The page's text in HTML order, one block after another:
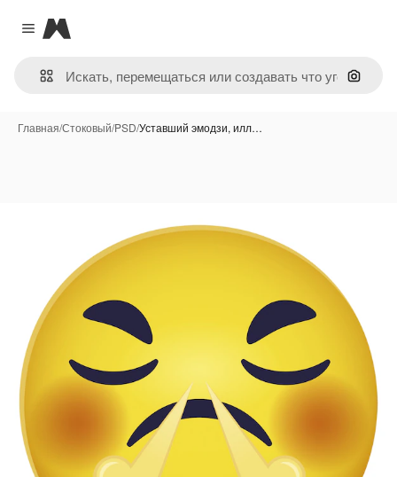
Close menu
Magnific
Поиск
Главная/Стоковый/PSD/Уставший эмодзи, илл…